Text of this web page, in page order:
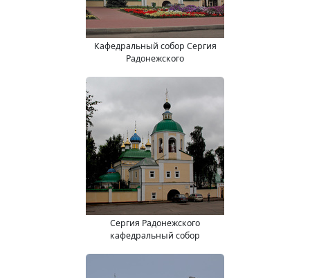
Кафедральный собор Сергия
Радонежского
Сергия Радонежского
кафедральный собор